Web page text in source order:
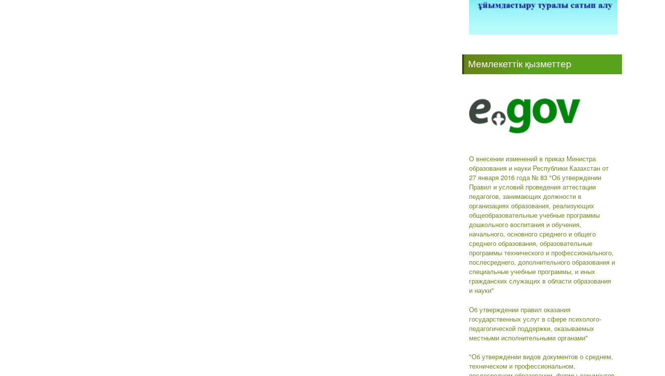
Мемлекеттік қызметтер
О внесении изменений в приказ Министра
образования и науки Республики Казахстан от
27 января 2016 года № 83 "Об утверждении
Правил и условий проведения аттестации
педагогов, занимающих должности в
организациях образования, реализующих
общеобразовательные учебные программы
дошкольного воспитания и обучения,
начального, основного среднего и общего
среднего образования, образовательные
программы технического и профессионального,
послесреднего, дополнительного образования и
специальные учебные программы, и иных
гражданских служащих в области образования
и науки"
Об утверждении правил оказания
государственных услуг в сфере психолого-
педагогической поддержки, оказываемых
местными исполнительными органами"
"Об утверждении видов документов о среднем,
техническом и профессиональном,